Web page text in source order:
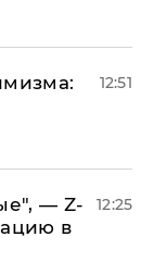
12:51
— Z-
в
12:25